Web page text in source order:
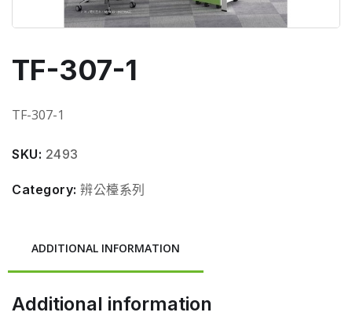
TF-307-1
TF-307-1
SKU: 2493
Category: 辨公檯系列
ADDITIONAL INFORMATION
Additional information